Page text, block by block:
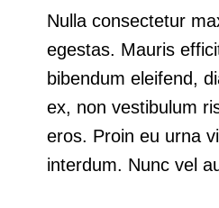
Nulla consectetur
egestas. Mauris
bibendum eleifend,
ex, non vestibulum
eros. Proin eu urna
interdum. Nunc vel